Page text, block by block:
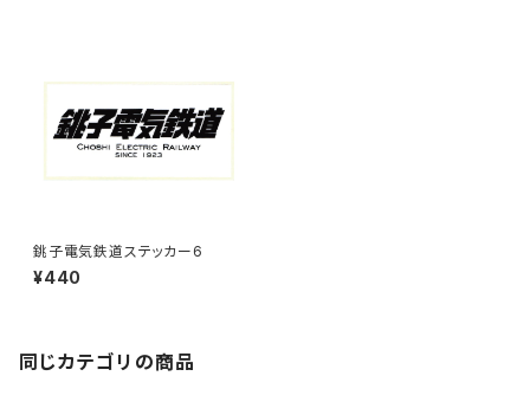
銚子電気鉄道ステッカー6
¥440
同じカテゴリの商品